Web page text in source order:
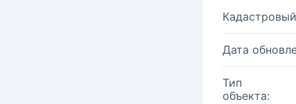
Дата
Тип
объекта: